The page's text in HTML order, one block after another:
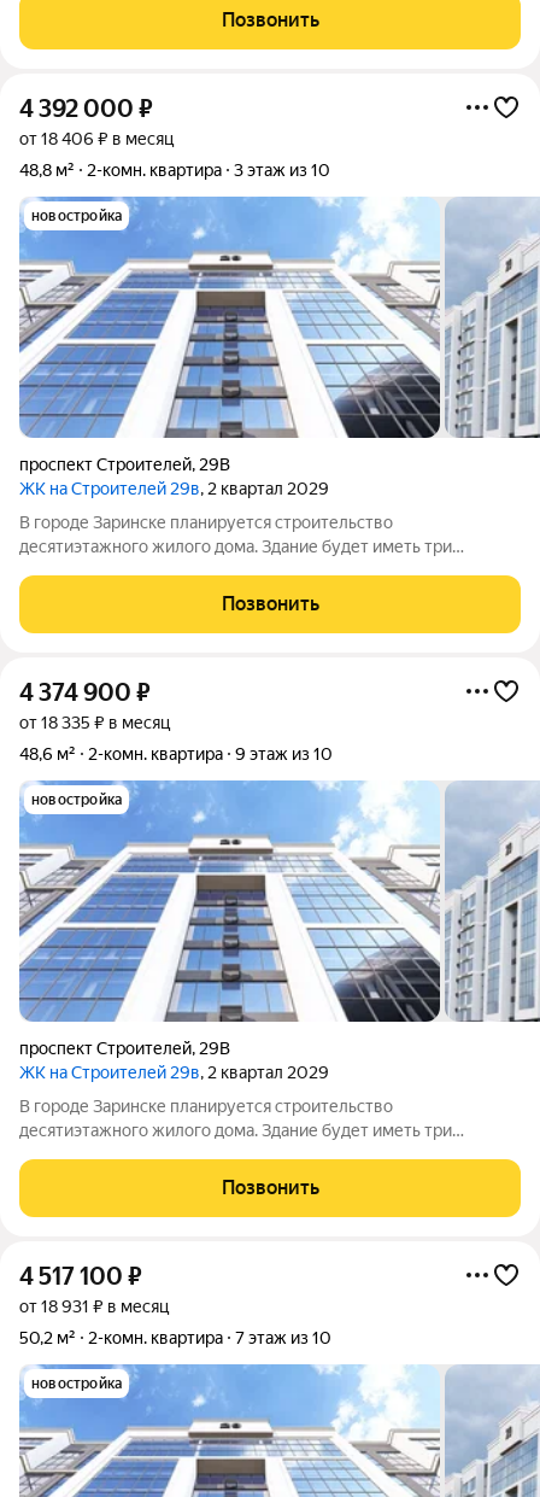
Строителей, 21/3. Квартира порадует вас своим
косметическим ремонтом, который
Позвонить
4 392 000 ₽
от 18 406 ₽ в месяц
48,8 м²
2-комн. квартира 3 этаж из 10
новостройка
проспект Строителей, 29В
ЖК на Строителей 29в, 2 квартал 2029
В городе Заринске планируется строительство
десятиэтажного жилого дома. Здание будет иметь три
назначения на первом этаже. Входы в подъезды расположат
Позвонить
4 374 900 ₽
от 18 335 ₽ в месяц
48,6 м²
2-комн. квартира 9 этаж из 10
новостройка
проспект Строителей, 29В
ЖК на Строителей 29в, 2 квартал 2029
В городе Заринске планируется строительство
десятиэтажного жилого дома. Здание будет иметь три
назначения на первом этаже. Входы в подъезды расположат
Позвонить
4 517 100 ₽
от 18 931 ₽ в месяц
50,2 м²
2-комн. квартира 7 этаж из 10
новостройка